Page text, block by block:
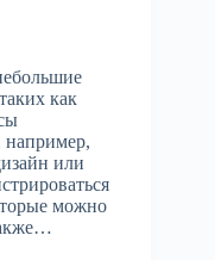
как
например,
или
можно